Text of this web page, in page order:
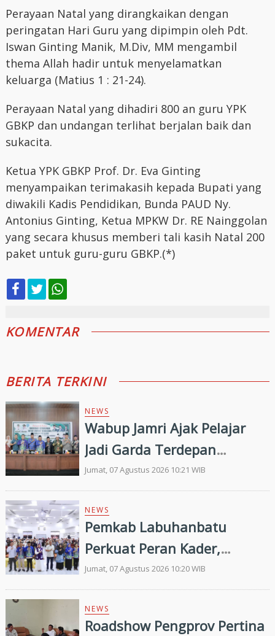
Perayaan Natal yang dirangkaikan dengan
peringatan Hari Guru yang dipimpin oleh Pdt.
Iswan Ginting Manik, M.Div, MM mengambil
thema Allah hadir untuk menyelamatkan
keluarga (Matius 1 : 21-24).
Perayaan Natal yang dihadiri 800 an guru YPK
GBKP dan undangan terlihat berjalan baik dan
sukacita.
Ketua YPK GBKP Prof. Dr. Eva Ginting
menyampaikan terimakasih kepada Bupati yang
diwakili Kadis Pendidikan, Bunda PAUD Ny.
Antonius Ginting, Ketua MPKW Dr. RE Nainggolan
yang secara khusus memberi tali kasih Natal 200
paket untuk guru-guru GBKP.(*)
KOMENTAR
BERITA TERKINI
NEWS
Wabup Jamri Ajak Pelajar
Jadi Garda Terdepan
Merawat Kerukunan di Era
Digital
Jumat, 07 Agustus 2026 10:21 WIB
NEWS
Pemkab Labuhanbatu
Perkuat Peran Kader,
Efektivitas Penurunan
Stunting Masih Menjadi
Tantangan Bersama
Jumat, 07 Agustus 2026 10:20 WIB
NEWS
Roadshow Pengprov Pertina